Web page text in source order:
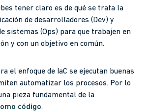
tener claro es de qué se trata la
de desarrolladores (Dev) y
sistemas (Ops) para que trabajen en
y con un objetivo en común.
el enfoque de IaC se ejecutan buenas
automatizar los procesos. Por lo
pieza fundamental de la
código.